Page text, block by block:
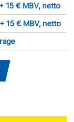
15 € MBV, netto
15 € MBV, netto